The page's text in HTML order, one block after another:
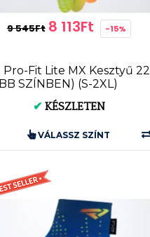
9 545Ft 8 113Ft -15%
Pro-Fit Lite MX Kesztyű 22
SZÍNBEN) (S-2XL)
✔ KÉSZLETEN
VÁLASSZ SZÍNT